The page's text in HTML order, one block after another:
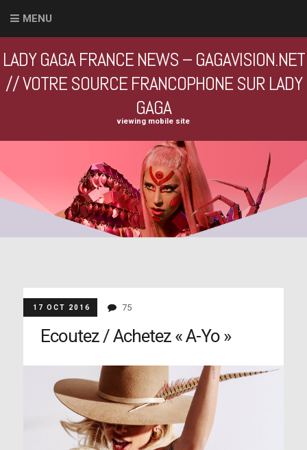
MENU
LADY GAGA FRANCE NEWS – GAGAVISION.NET
// VOTRE SOURCE FRANCOPHONE SUR LADY
GAGA
viewing mobile site
17 OCT 2016 75
Ecoutez / Achetez « A-Yo »